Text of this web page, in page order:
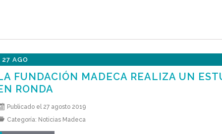
27 AGO
FUNDACIÓN MADECA REALIZA UN
RONDA
Publicado el 27 agosto 2019
Categoría: Noticias Madeca